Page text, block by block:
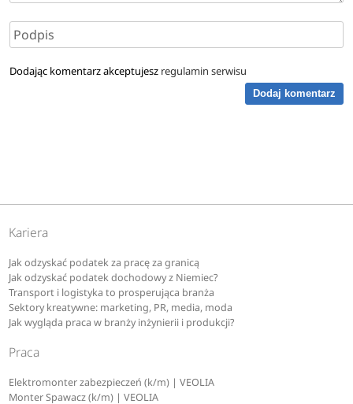
Dodając komentarz akceptujesz regulamin serwisu
Dodaj komentarz
Kariera
Jak odzyskać podatek za pracę za granicą
Jak odzyskać podatek dochodowy z Niemiec?
Transport i logistyka to prosperująca branża
Sektory kreatywne: marketing, PR, media, moda
Jak wygląda praca w branży inżynierii i produkcji?
Praca
Elektromonter zabezpieczeń (k/m) | VEOLIA
Monter Spawacz (k/m) | VEOLIA